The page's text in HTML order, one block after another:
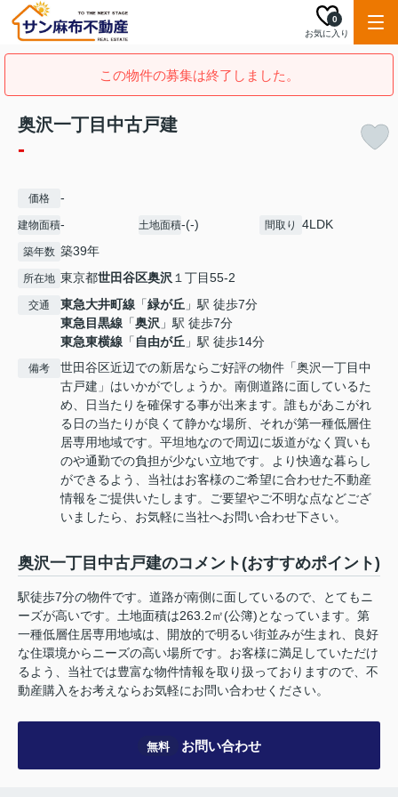
お気に入り
0
この物件の募集は終了しました。
奥沢一丁目中古戸建
-
価格 -
建物面積- 土地面積-(-) 間取り 4LDK
築年数 築39年
所在地 東京都世田谷区奥沢 １丁目55-2
交通 東急大井町線 「緑が丘 」駅 徒歩7分
東急目黒線 「奥沢 」駅 徒歩7分
東急東横線 「 自由が丘 」駅 徒歩14分
備考
世田谷区近辺での新居ならご好評の物件「奥沢一丁目中
古戸建」はいかがでしょうか。南側道路に面しているた
め、日当たりを確保する事が出来ます。誰もがあこがれ
る日の当たりが良くて静かな場所、それが第一種低層住
居専用地域です。平坦地なので周辺に坂道がなく買いも
のや通勤での負担が少ない立地です。より快適な暮らし
ができるよう、当社はお客様のご希望に合わせた不動産
情報をご提供いたします。ご要望やご不明な点などござ
いましたら、お気軽に当社へお問い合わせ下さい。
奥沢一丁目中古戸建のコメント(おすすめポイント)
駅徒歩7分の物件です。道路が南側に面しているので、とてもニ
ーズが高いです。土地面積は263.2㎡(公簿)となっています。第
一種低層住居専用地域は、開放的で明るい街並みが生まれ、良好
な住環境からニーズの高い場所です。お客様に満足していただけ
るよう、当社では豊富な物件情報を取り扱っておりますので、不
動産購入をお考えならお気軽にお問い合わせください。
無料 お問い合わせ